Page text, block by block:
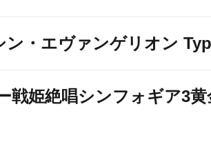
ン・エヴァンゲリオン
戦姫絶唱シンフォギア3